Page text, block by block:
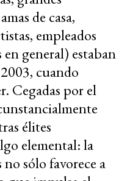
de casa,
empleados
general) estaban
cuando
Cegadas por el
élites
elemental: la
sólo favorece a